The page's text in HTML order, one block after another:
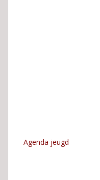
Agenda jeugd